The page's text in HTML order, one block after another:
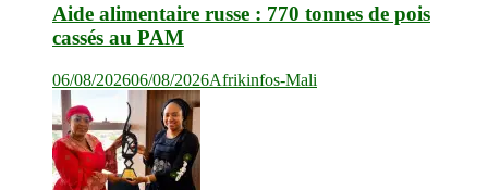
Aide alimentaire russe : 770 tonnes de pois
cassés au PAM
06/08/202606/08/2026Afrikinfos-Mali